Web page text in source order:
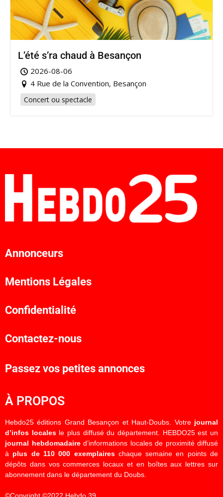
L’été s’ra chaud à Besançon
2026-08-06
4 Rue de la Convention, Besançon
Concert ou spectacle
Annonceurs
Mentions Légales
Confidentialité
Contactez-nous
Passez vos petites annonces
À PROPOS
Hebdo25 éditions Grand Besançon et Haut-Doubs. Votre journal
d’infos localesle plus diffusé du département. HEBDO25 est un
journal hebdomadaired’informations locales de proximité diffusé
à plus de 110 000 exemplaireschaque semaine en points de
dépôts dans vos commerces locaux et en boîtes aux lettres sur
abonnement dans le département du Doubs.